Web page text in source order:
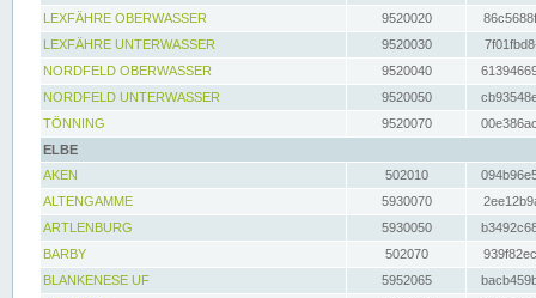
LEXFÄHRE OBERWASSER
9520020
LEXFÄHRE UNTERWASSER
9520030
NORDFELD OBERWASSER
9520040
NORDFELD UNTERWASSER
9520050
TÖNNING
9520070
ELBE
AKEN
502010
ALTENGAMME
5930070
ARTLENBURG
5930050
BARBY
502070
BLANKENESE UF
5952065